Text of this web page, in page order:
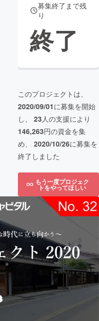
募集終了まで残
り
終了
このプロジェクトは、
2020/09/01に募集を開始
し、 23人の支援により
146,263円の資金を集
め、 2020/10/26に募集を
終了しました
もう一度プロジェク
トをやってほしい